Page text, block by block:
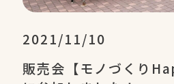
2021/11/10
販売会【モノづくり